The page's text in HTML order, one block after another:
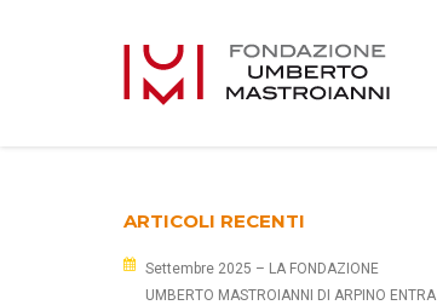
ARTICOLI RECENTI
Settembre 2025 – LA FONDAZIONE
UMBERTO MASTROIANNI DI ARPINO ENTRA